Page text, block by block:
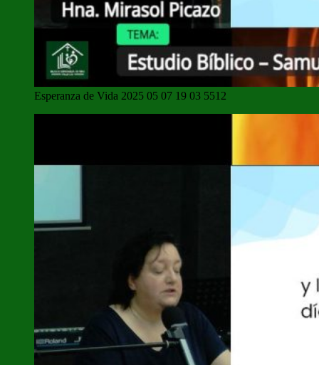
Esperanza de Vida 2025 05 07 19 03 5512